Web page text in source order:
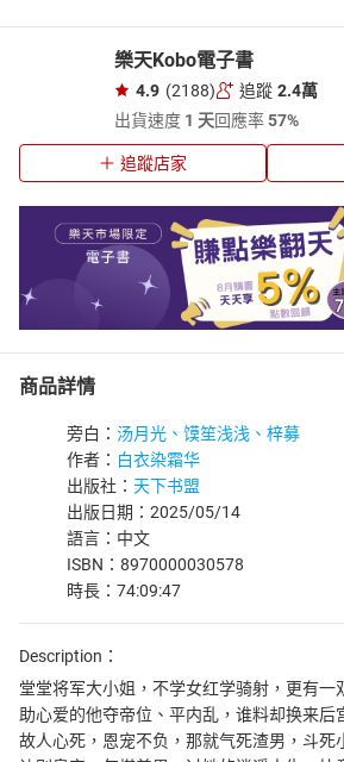
樂天Kobo電子書
4.9 (2188) 追蹤 2.4萬
出貨速度 1 天回應率57%
追蹤店家
商品詳情
旁白： 汤月光、馍笙浅浅、梓募
作者： 白衣染霜华
出版社： 天下书盟
出版日期：2025/05/14
語言：中文
ISBN：8970000030578
時長：74:09:47
Description：
堂堂将军大小姐，不学女红学骑射，更有一
助心爱的他夺帝位、平内乱，谁料却换来后
故人心死，恩宠不负，那就气死渣男，斗死